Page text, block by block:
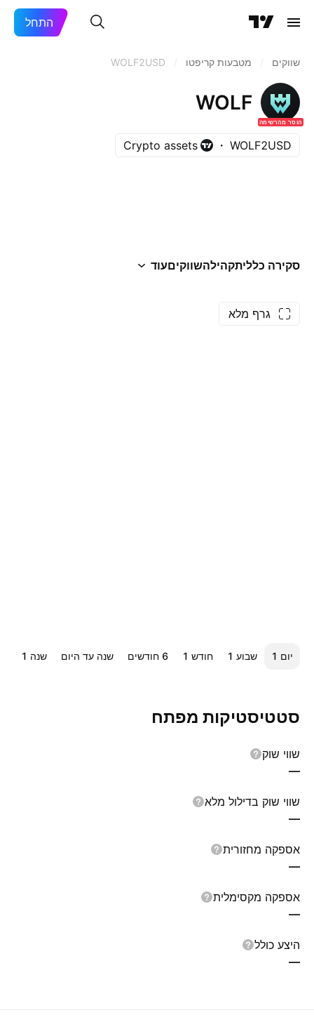
התחל
שווקים מטבעות קריפטו WOLF2USD
הוסר מהרשימה
WOLF
WOLF2USD
Crypto assets
סקירה כלליתקהילהשווקיםעוד
גרף מלא
יום ‎1‎ שבוע ‎1‎ חודש ‎1‎ ‎6‎ חודשים שנה עד היום שנה ‎1‎
סטטיסטיקות מפתח
שווי שוק
—
שווי שוק בדילול מלא
—
אספקה מחזורית
—
אספקה מקסימלית
—
היצע כולל
—